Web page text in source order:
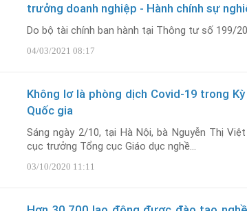
trưởng doanh nghiệp - Hành chính sự
Do bộ tài chính ban hành tại Thông tư số 199/
04/03/2021 08:17
Không lơ là phòng dịch Covid-19 trong
Quốc gia
Sáng ngày 2/10, tại Hà Nội, bà Nguyễn Thị
cục trưởng Tổng cục Giáo dục nghề...
03/10/2020 11:11